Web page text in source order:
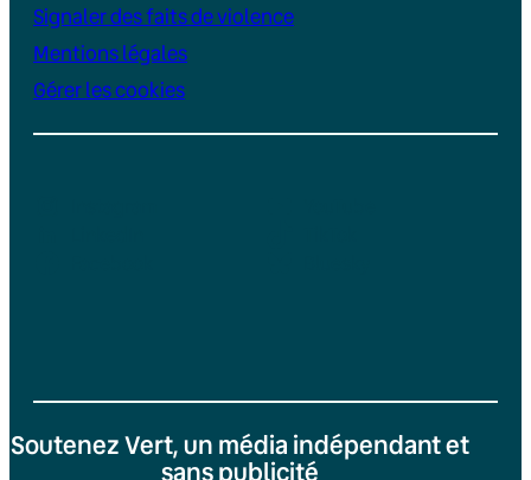
Signaler des faits de violence
Mentions légales
Gérer les cookies
Soutenez Vert, un média indépendant et
sans publicité